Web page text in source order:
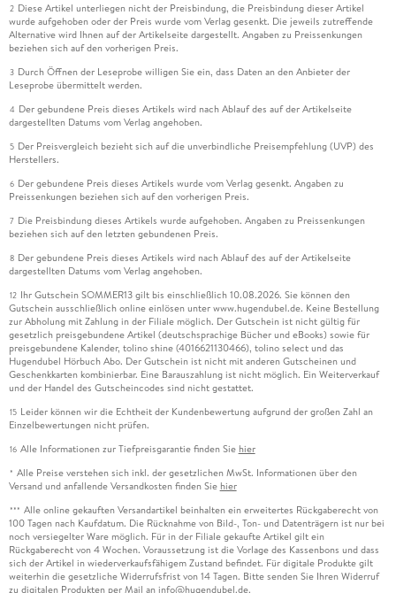
2 Diese Artikel unterliegen nicht der Preisbindung, die Preisbindung dieser Artikel
wurde aufgehoben oder der Preis wurde vom Verlag gesenkt. Die jeweils zutreffende
Alternative wird Ihnen auf der Artikelseite dargestellt. Angaben zu Preissenkungen
beziehen sich auf den vorherigen Preis.
3 Durch Öffnen der Leseprobe willigen Sie ein, dass Daten an den Anbieter der
Leseprobe übermittelt werden.
4 Der gebundene Preis dieses Artikels wird nach Ablauf des auf der Artikelseite
dargestellten Datums vom Verlag angehoben.
5 Der Preisvergleich bezieht sich auf die unverbindliche Preisempfehlung (UVP) des
Herstellers.
6 Der gebundene Preis dieses Artikels wurde vom Verlag gesenkt. Angaben zu
Preissenkungen beziehen sich auf den vorherigen Preis.
7 Die Preisbindung dieses Artikels wurde aufgehoben. Angaben zu Preissenkungen
beziehen sich auf den letzten gebundenen Preis.
8 Der gebundene Preis dieses Artikels wird nach Ablauf des auf der Artikelseite
dargestellten Datums vom Verlag angehoben.
12 Ihr Gutschein SOMMER13 gilt bis einschließlich 10.08.2026. Sie können den
Gutschein ausschließlich online einlösen unter www.hugendubel.de. Keine Bestellung
zur Abholung mit Zahlung in der Filiale möglich. Der Gutschein ist nicht gültig für
gesetzlich preisgebundene Artikel (deutschsprachige Bücher und eBooks) sowie für
preisgebundene Kalender, tolino shine (4016621130466), tolino select und das
Hugendubel Hörbuch Abo. Der Gutschein ist nicht mit anderen Gutscheinen und
Geschenkkarten kombinierbar. Eine Barauszahlung ist nicht möglich. Ein Weiterverkauf
und der Handel des Gutscheincodes sind nicht gestattet.
15 Leider können wir die Echtheit der Kundenbewertung aufgrund der großen Zahl an
Einzelbewertungen nicht prüfen.
16 Alle Informationen zur Tiefpreisgarantie finden Sie hier
* Alle Preise verstehen sich inkl. der gesetzlichen MwSt. Informationen über den
Versand und anfallende Versandkosten finden Sie hier
*** Alle online gekauften Versandartikel beinhalten ein erweitertes Rückgaberecht von
100 Tagen nach Kaufdatum. Die Rücknahme von Bild-, Ton- und Datenträgern ist nur bei
noch versiegelter Ware möglich. Für in der Filiale gekaufte Artikel gilt ein
Rückgaberecht von 4 Wochen. Voraussetzung ist die Vorlage des Kassenbons und dass
sich der Artikel in wiederverkaufsfähigem Zustand befindet. Für digitale Produkte gilt
weiterhin die gesetzliche Widerrufsfrist von 14 Tagen. Bitte senden Sie Ihren Widerruf
zu digitalen Produkten per Mail an info@hugendubel.de.